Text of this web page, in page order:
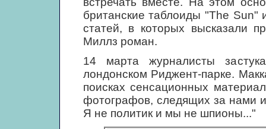
британские таблоиды "The Sun"
статей, в которых высказали
Миллз роман.
14 марта журналисты
лондонском Риджент-парке.
поисках сенсационных
фотографов, следящих за нами
Я не политик и мы не шпионы..."